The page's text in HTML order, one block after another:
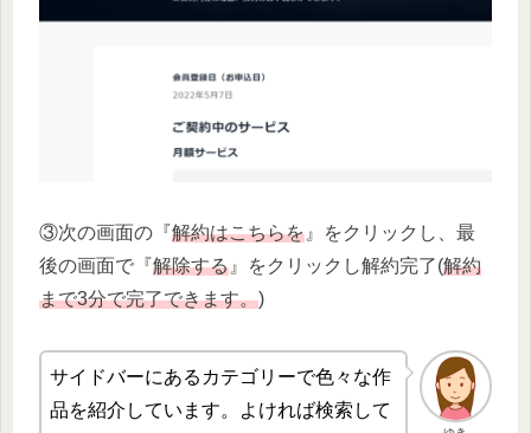
③次の画面の『解約はこちらを 』をクリックし、最
後の画面で『解除する 』をクリックし解約完了(解約
まで3分で完了できます。)
サイドバーにあるカテゴリーで色々な作
品を紹介しています。よければ検索して